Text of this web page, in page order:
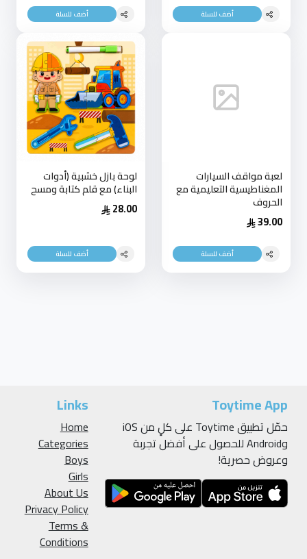
أضف للسلة أضف للسلة
لعبة مواقف السيارات
المغناطيسية التعليمية مع
الحروف
39.00
أضف للسلة
لوحة بازل خشبية (أدوات
البناء) مع قلم كتابة ومسح
28.00
أضف للسلة
Toytime App
حمّل تطبيق Toytime على كلٍ من iOS
وAndroid للحصول على أفضل تجربة
وعروض حصرية!
Links
Home
Categories
Boys
Girls
About Us
Privacy Policy
Terms &
Conditions